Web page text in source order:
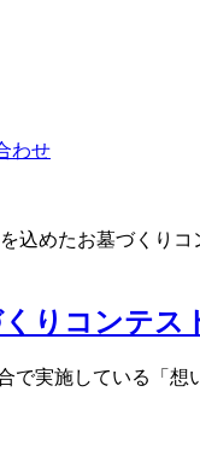
込めたお墓づくり
りコンテス
で実施している「